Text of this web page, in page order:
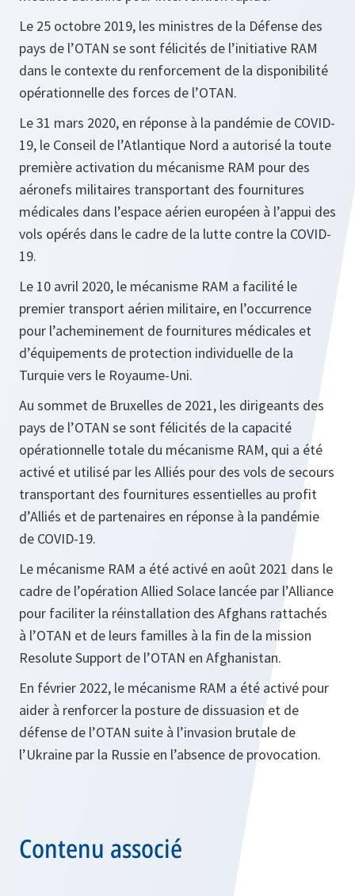
Le 25 octobre 2019, les ministres de la Défense des
pays de l’OTAN se sont félicités de l’initiative RAM
dans le contexte du renforcement de la disponibilité
opérationnelle des forces de l’OTAN.
Le 31 mars 2020, en réponse à la pandémie de COVID-
19, le Conseil de l’Atlantique Nord a autorisé la toute
première activation du mécanisme RAM pour des
aéronefs militaires transportant des fournitures
médicales dans l’espace aérien européen à l’appui des
vols opérés dans le cadre de la lutte contre la COVID-
19.
Le 10 avril 2020, le mécanisme RAM a facilité le
premier transport aérien militaire, en l’occurrence
pour l’acheminement de fournitures médicales et
d’équipements de protection individuelle de la
Turquie vers le Royaume-Uni.
Au sommet de Bruxelles de 2021, les dirigeants des
pays de l’OTAN se sont félicités de la capacité
opérationnelle totale du mécanisme RAM, qui a été
activé et utilisé par les Alliés pour des vols de secours
transportant des fournitures essentielles au profit
d’Alliés et de partenaires en réponse à la pandémie
de COVID-19.
Le mécanisme RAM a été activé en août 2021 dans le
cadre de l’opération Allied Solace lancée par l’Alliance
pour faciliter la réinstallation des Afghans rattachés
à l’OTAN et de leurs familles à la fin de la mission
Resolute Support de l’OTAN en Afghanistan.
En février 2022, le mécanisme RAM a été activé pour
aider à renforcer la posture de dissuasion et de
défense de l’OTAN suite à l’invasion brutale de
l’Ukraine par la Russie en l’absence de provocation.
Contenu associé